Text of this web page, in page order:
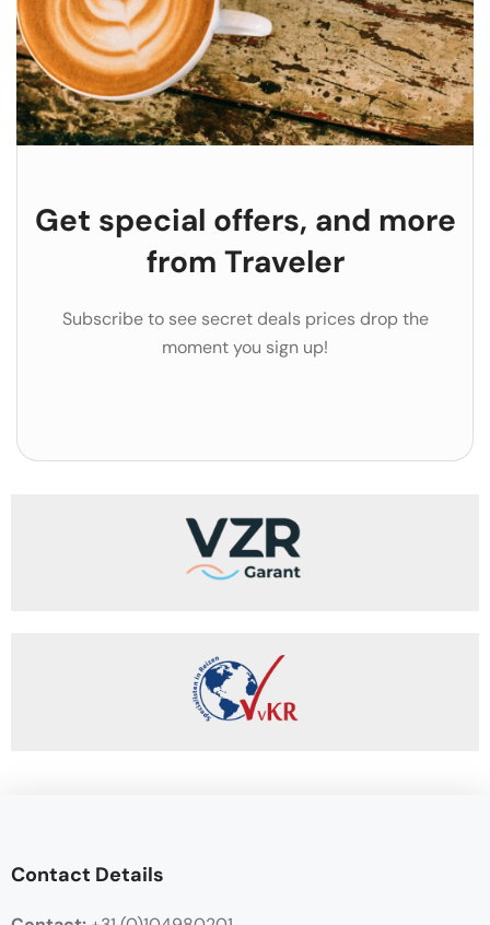
Get special offers, and more
from Traveler
Subscribe to see secret deals prices drop the
moment you sign up!
Contact Details